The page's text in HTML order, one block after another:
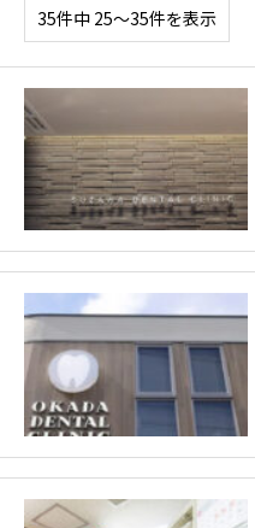
35件中 25〜35件を表示